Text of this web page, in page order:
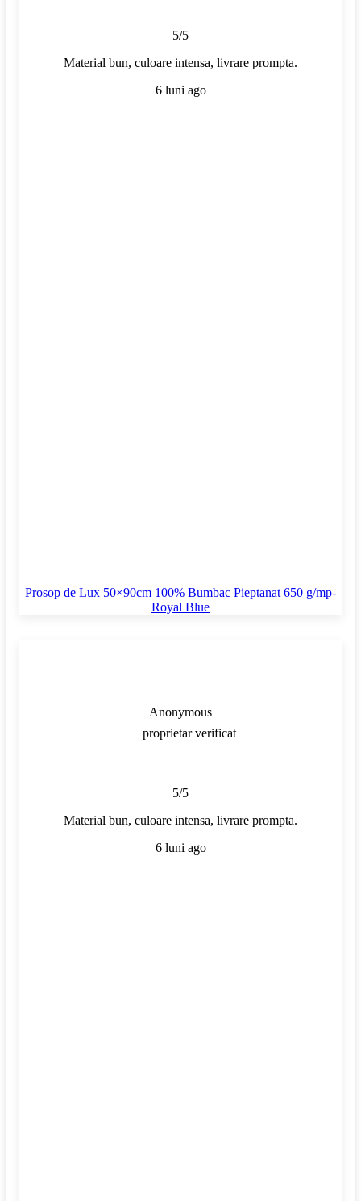
5/5
Material bun, culoare intensa, livrare prompta.
6 luni ago
Prosop de Lux 50×90cm 100% Bumbac Pieptanat 650 g/mp-
Royal Blue
Anonymous
proprietar verificat
5/5
Material bun, culoare intensa, livrare prompta.
6 luni ago